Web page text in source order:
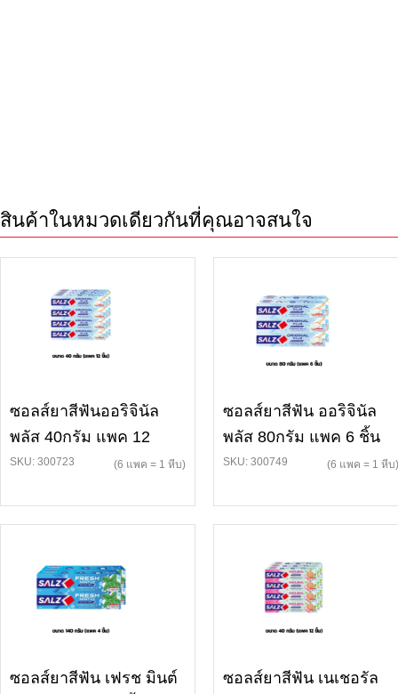
สินค้าในหมวดเดียวกันที่คุณอาจสนใจ
ซอลส์ยาสีฟันออริจินัล
พลัส 40กรัม แพค 12
SKU: 300723 (6 แพค = 1 หีบ)
ซอลส์ยาสีฟัน ออริจินัล
พลัส 80กรัม แพค 6 ชิ้น
SKU: 300749 (6 แพค = 1 หีบ)
ซอลส์ยาสีฟัน เฟรช มินต์
ซอลส์ยาสีฟัน เนเชอรัล